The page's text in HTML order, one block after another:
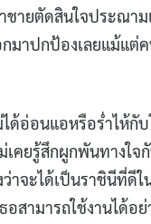
ชายตัดสินใจประณาม
มาปกป้องเลยแม้แต่
ด้อ่อนแอหรือร่ำไห้กั
เคยรู้สึกผูกพันทางใจ
าจะได้เป็นราชินีที่ดีใ
อสามารถใช้งานได้อย่